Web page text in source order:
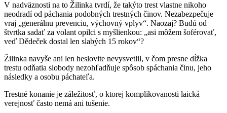
V nadväznosti na to Žilinka tvrdí, že takýto trest vlastne nikoho
neodradí od páchania podobných trestných činov. Nezabezpečuje
vraj „generálnu prevenciu, výchovný vplyv“. Naozaj? Budú od
štvrtka sadať za volant opilci s myšlienkou: „asi môžem šoférovať,
veď Dědeček dostal len slabých 15 rokov“?
Žilinka navyše ani len heslovite nevysvetlil, v čom presne dĺžka
trestu odňatia slobody nezohľadňuje spôsob spáchania činu, jeho
následky a osobu páchateľa.
Trestné konanie je záležitosť, o ktorej komplikovanosti laická
verejnosť často nemá ani tušenie.